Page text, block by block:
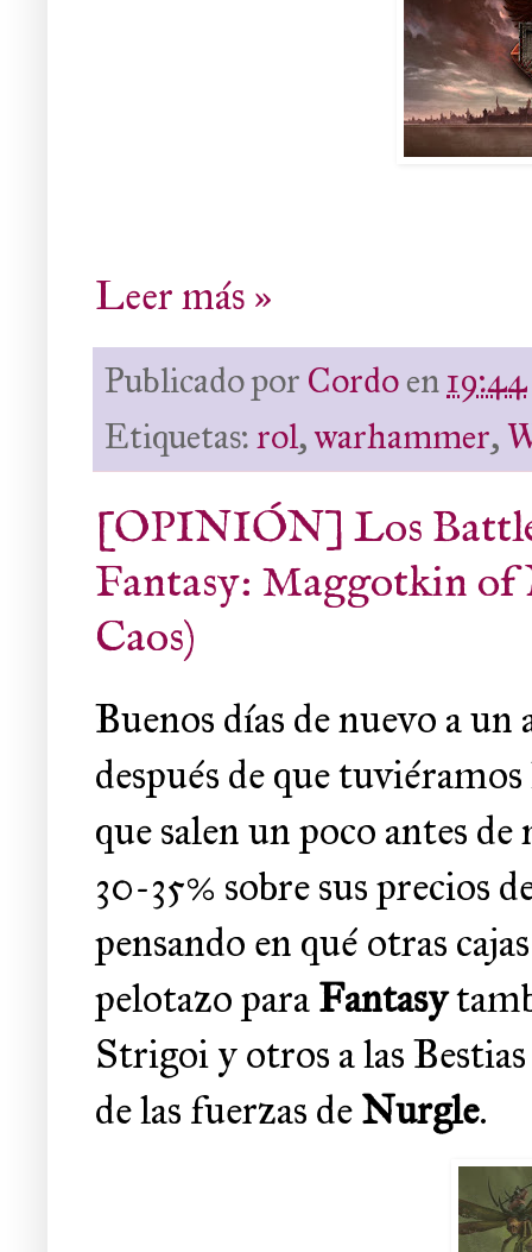
Leer más »
Publicado por Cordoen19:44
Etiquetas:rol,warhammer,
[OPINIÓN] Los
Fantasy: Maggotkin of
Caos)
Buenos días de nuevo a
después de que
que salen un poco antes
30-35% sobre sus precios
pensando en qué otras
pelotazo paraFantasy
Strigoi y otros a las
de las fuerzas deNurgle.